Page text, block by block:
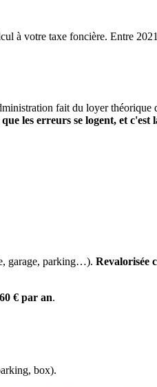
à votre taxe foncière. Entre
fait du loyer théorique
les erreurs se logent, et c'est
garage, parking…). Revalorisée
€ par an.
box).